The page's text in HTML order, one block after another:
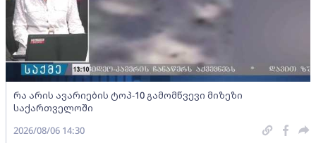
რა არის ავარიების ტოპ-10 გამომწვევი მიზეზი
საქართველოში
2026/08/06 14:30